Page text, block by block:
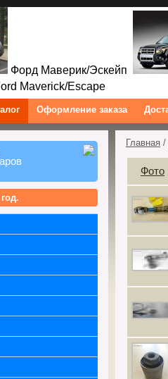
Форд Маверик/Эскейп
Escape
Оформление заказа
Главная /
Фото